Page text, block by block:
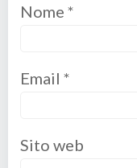
Nome *
Email *
Sito web